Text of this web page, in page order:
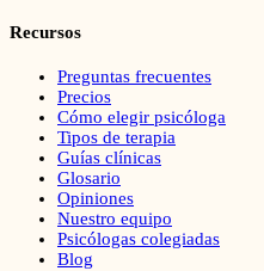
Recursos
Preguntas frecuentes
Precios
Cómo elegir psicóloga
Tipos de terapia
Guías clínicas
Glosario
Opiniones
Nuestro equipo
Psicólogas colegiadas
Blog